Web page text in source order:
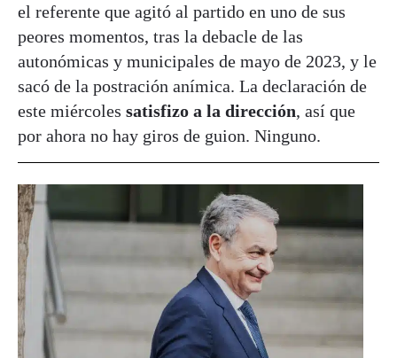
el referente que agitó al partido en uno de sus
peores momentos, tras la debacle de las
autonómicas y municipales de mayo de 2023, y le
sacó de la postración anímica. La declaración de
este miércoles satisfizo a la dirección, así que
por ahora no hay giros de guion. Ninguno.